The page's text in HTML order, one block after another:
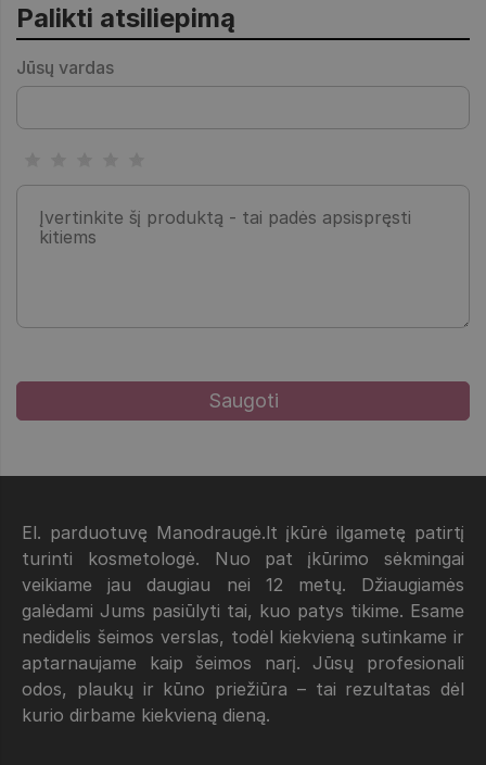
Palikti atsiliepimą
Jūsų vardas
El. parduotuvę Manodraugė.lt įkūrė ilgametę patirtį
turinti kosmetologė. Nuo pat įkūrimo sėkmingai
veikiame jau daugiau nei 12 metų. Džiaugiamės
galėdami Jums pasiūlyti tai, kuo patys tikime. Esame
nedidelis šeimos verslas, todėl kiekvieną sutinkame ir
aptarnaujame kaip šeimos narį. Jūsų profesionali
odos, plaukų ir kūno priežiūra – tai rezultatas dėl
kurio dirbame kiekvieną dieną.